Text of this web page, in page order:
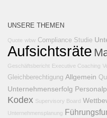
UNSERE THEMEN
Quote wbw Compliance Studie
Aufsichtsräte
Geschäftsbericht Executive Coaching
Gleichberechtigung Allgemein
Unternehmenserfolg
Kodex Supervisory Board
Unternehmensplanung